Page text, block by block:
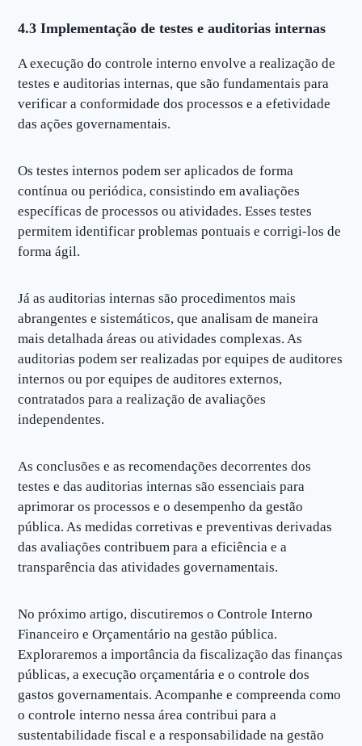
4.3 Implementação de testes e auditorias internas
A execução do controle interno envolve a realização de
testes e auditorias internas, que são fundamentais para
verificar a conformidade dos processos e a efetividade
das ações governamentais.
Os testes internos podem ser aplicados de forma
contínua ou periódica, consistindo em avaliações
específicas de processos ou atividades. Esses testes
permitem identificar problemas pontuais e corrigi-los de
forma ágil.
Já as auditorias internas são procedimentos mais
abrangentes e sistemáticos, que analisam de maneira
mais detalhada áreas ou atividades complexas. As
auditorias podem ser realizadas por equipes de auditores
internos ou por equipes de auditores externos,
contratados para a realização de avaliações
independentes.
As conclusões e as recomendações decorrentes dos
testes e das auditorias internas são essenciais para
aprimorar os processos e o desempenho da gestão
pública. As medidas corretivas e preventivas derivadas
das avaliações contribuem para a eficiência e a
transparência das atividades governamentais.
No próximo artigo, discutiremos o Controle Interno
Financeiro e Orçamentário na gestão pública.
Exploraremos a importância da fiscalização das finanças
públicas, a execução orçamentária e o controle dos
gastos governamentais. Acompanhe e compreenda como
o controle interno nessa área contribui para a
sustentabilidade fiscal e a responsabilidade na gestão